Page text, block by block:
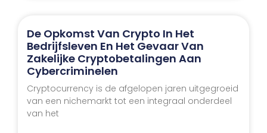
De Opkomst Van Crypto In Het
Bedrijfsleven En Het Gevaar Van
Zakelijke Cryptobetalingen Aan
Cybercriminelen
Cryptocurrency is de afgelopen jaren uitgegroeid
van een nichemarkt tot een integraal onderdeel
van het